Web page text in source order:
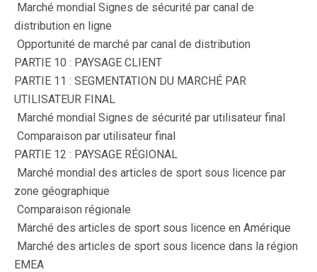
 Marché mondial Signes de sécurité par canal de
distribution en ligne
 Opportunité de marché par canal de distribution
PARTIE 10 : PAYSAGE CLIENT
PARTIE 11 : SEGMENTATION DU MARCHÉ PAR
UTILISATEUR FINAL
 Marché mondial Signes de sécurité par utilisateur final
 Comparaison par utilisateur final
PARTIE 12 : PAYSAGE RÉGIONAL
 Marché mondial des articles de sport sous licence par
zone géographique
 Comparaison régionale
 Marché des articles de sport sous licence en Amérique
 Marché des articles de sport sous licence dans la région
EMEA